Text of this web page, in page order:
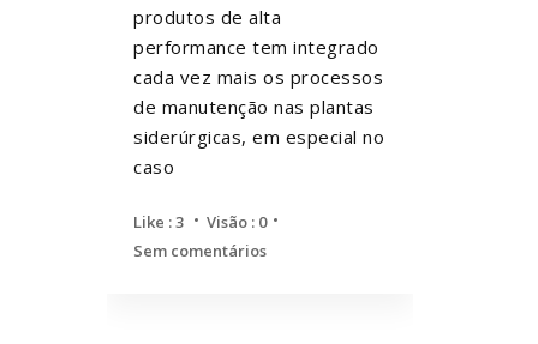
produtos de alta
performance tem integrado
cada vez mais os processos
de manutenção nas plantas
siderúrgicas, em especial no
caso
Like :3
Visão : 0
Sem comentários